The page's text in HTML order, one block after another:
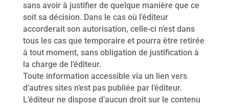
sans avoir à justifier de quelque manière que ce
soit sa décision. Dans le cas où l’éditeur
accorderait son autorisation, celle-ci n’est dans
tous les cas que temporaire et pourra être retirée
à tout moment, sans obligation de justification à
la charge de l’éditeur.
Toute information accessible via un lien vers
d’autres sites n’est pas publiée par l’éditeur.
L’éditeur ne dispose d’aucun droit sur le contenu